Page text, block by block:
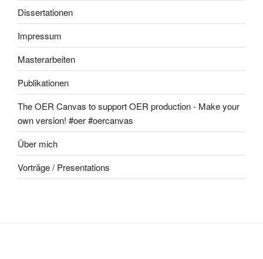
Dissertationen
Impressum
Masterarbeiten
Publikationen
The OER Canvas to support OER production - Make your
own version! #oer #oercanvas
Über mich
Vorträge / Presentations